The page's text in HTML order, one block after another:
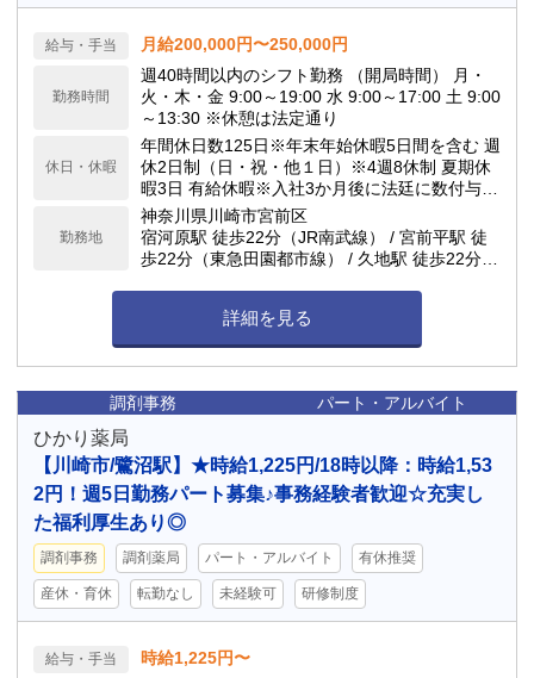
給与・手当 月給200,000円〜250,000円
勤務時間
週40時間以内のシフト勤務 （開局時間） 月・
火・木・金 9:00～19:00 水 9:00～17:00 土 9:00
～13:30 ※休憩は法定通り
休日・休暇
年間休日数125日※年末年始休暇5日間を含む 週
休2日制（日・祝・他１日）※4週8休制 夏期休
暇3日 有給休暇※入社3か月後に法廷に数付与
（1時間単位で使用可） ★有給取得率高め！お
休みをしっかりとれる環境です★
勤務地
神奈川県川崎市宮前区
宿河原駅 徒歩22分（JR南武線） / 宮前平駅 徒
歩22分（東急田園都市線） / 久地駅 徒歩22分
詳細を見る
調剤事務 パート・アルバイト
ひかり薬局
【川崎市/鷺沼駅】★時給1,225円/18時以降：時給1,53
2円！週5日勤務パート募集♪事務経験者歓迎☆充実し
た福利厚生あり◎
調剤事務 調剤薬局 パート・アルバイト 有休推奨
産休・育休 転勤なし 未経験可 研修制度
給与・手当 時給1,225円〜